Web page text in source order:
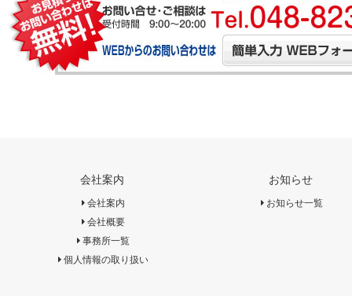
会社案内
会社案内
会社概要
事務所一覧
個人情報の取り扱い
お知らせ
お知らせ一覧